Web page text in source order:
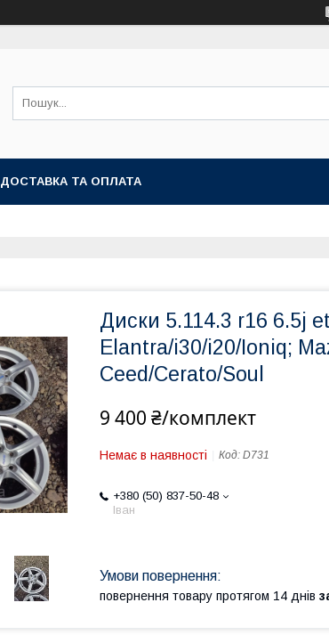
ДОСТАВКА ТА ОПЛАТА
Диски 5.114.3 r16 6.5j
Elantra/i30/i20/Ioniq;
Ceed/Cerato/Soul
9 400 ₴/комплект
Немає в наявності Код: D731
+380 (50) 837-50-48
Іван
повернення товару протягом 14 днів